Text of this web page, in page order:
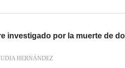
investigado por la muerte de
HERNÁNDEZ